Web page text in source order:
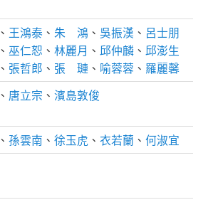
、 王鴻泰 、朱 鴻 、 吳振漢 、 呂士朋
、巫仁恕 、林麗月 、邱仲麟 、邱澎生
、 張哲郎 、 張 璉 、 喻蓉蓉 、 羅麗馨
、 唐立宗 、濱島敦俊
、孫雲南 、徐玉虎 、衣若蘭 、何淑宜